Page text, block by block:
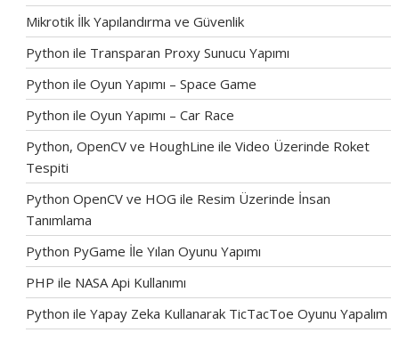
Mikrotik İlk Yapılandırma ve Güvenlik
Python ile Transparan Proxy Sunucu Yapımı
Python ile Oyun Yapımı – Space Game
Python ile Oyun Yapımı – Car Race
Python, OpenCV ve HoughLine ile Video Üzerinde Roket
Tespiti
Python OpenCV ve HOG ile Resim Üzerinde İnsan
Tanımlama
Python PyGame İle Yılan Oyunu Yapımı
PHP ile NASA Api Kullanımı
Python ile Yapay Zeka Kullanarak TicTacToe Oyunu Yapalım